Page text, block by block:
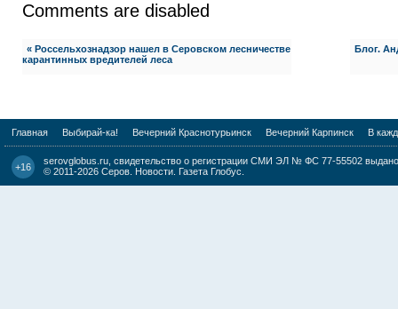
Comments are disabled
« Россельхознадзор нашел в Серовском лесничестве
карантинных вредителей леса
Блог.
Главная Выбирай-ка! Вечерний Краснотурьинск Вечерний Карпинск В
+16
serovglobus.ru, свидетельство о регистрации СМИ ЭЛ № ФС 77-55502
© 2011-2026 Серов. Новости. Газета Глобус